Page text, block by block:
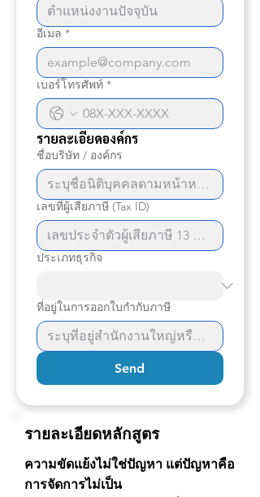
อีเมล *
เบอร์โทรศัพท์ *
รายละเอียดองค์กร
ชื่อบริษัท / องค์กร
เลขที่ผู้เสียภาษี (Tax ID)
ประเภทธุรกิจ
ที่อยู่ในการออกใบกำกับภาษี
Send
รายละเอียดหลักสูตร
ความขัดแย้งไม่ใช่ปัญหา แต่ปัญหาคือ
การจัดการไม่เป็น